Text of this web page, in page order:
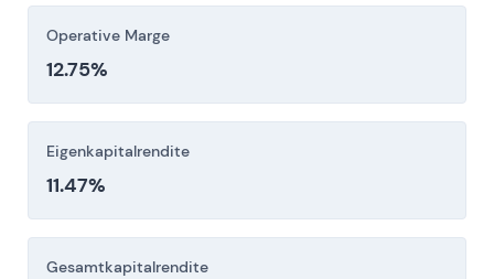
Operative Marge
12.75%
Eigenkapitalrendite
11.47%
Gesamtkapitalrendite